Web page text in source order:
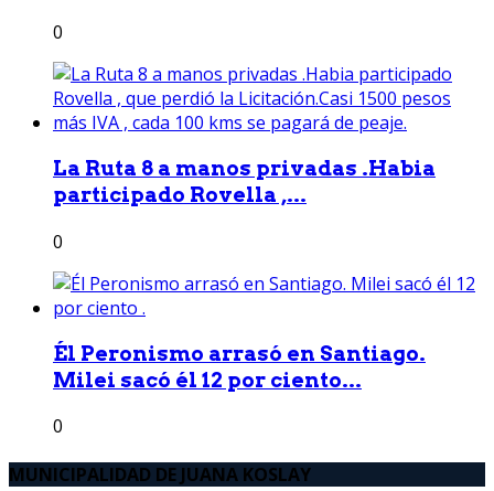
0
La Ruta 8 a manos privadas .Habia
participado Rovella ,...
0
Él Peronismo arrasó en Santiago.
Milei sacó él 12 por ciento...
0
MUNICIPALIDAD DE JUANA KOSLAY